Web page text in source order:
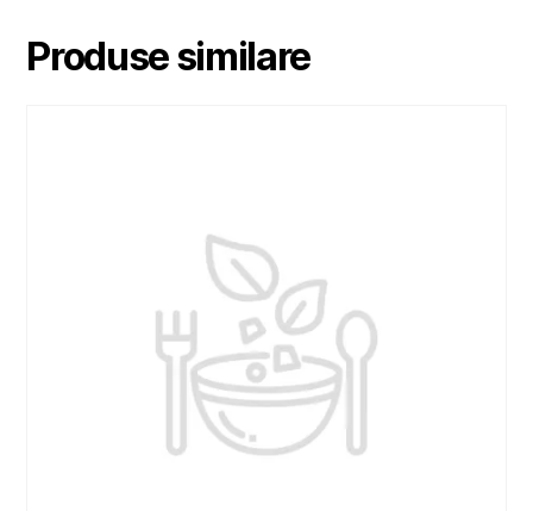
Produse similare